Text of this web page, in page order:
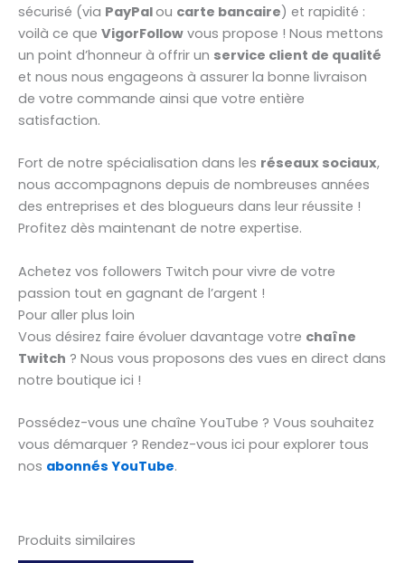
sécurisé (via PayPalou carte bancaire) et rapidité :
voilà ce que VigorFollow vous propose ! Nous mettons
un point d’honneur à offrir un service client de qualité
et nous nous engageons à assurer la bonne livraison
de votre commande ainsi que votre entière
satisfaction.
Fort de notre spécialisation dans les réseaux sociaux,
nous accompagnons depuis de nombreuses années
des entreprises et des blogueurs dans leur réussite !
Profitez dès maintenant de notre expertise.
Achetez vos followers Twitch pour vivre de votre
passion tout en gagnant de l’argent !
Pour aller plus loin
Vous désirez faire évoluer davantage votre chaîne
Twitch ? Nous vous proposons des vues en direct dans
notre boutique ici !
Possédez-vous une chaîne YouTube ? Vous souhaitez
vous démarquer ? Rendez-vous ici pour explorer tous
nos abonnés YouTube.
Produits similaires